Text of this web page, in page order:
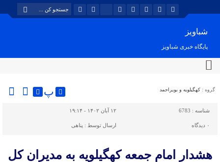
شباویز
پایگاه خبری شباویز
گروه : کهگیلویه و بویراحمد پ
شناسه : 6783 ۱۲ آبان ۱۴۰۲ - ۱۹:۱۴
۰ دیدگاه ارسال توسط : پناهی
هشدار امام جمعه کهگیلویه به مدیران کل